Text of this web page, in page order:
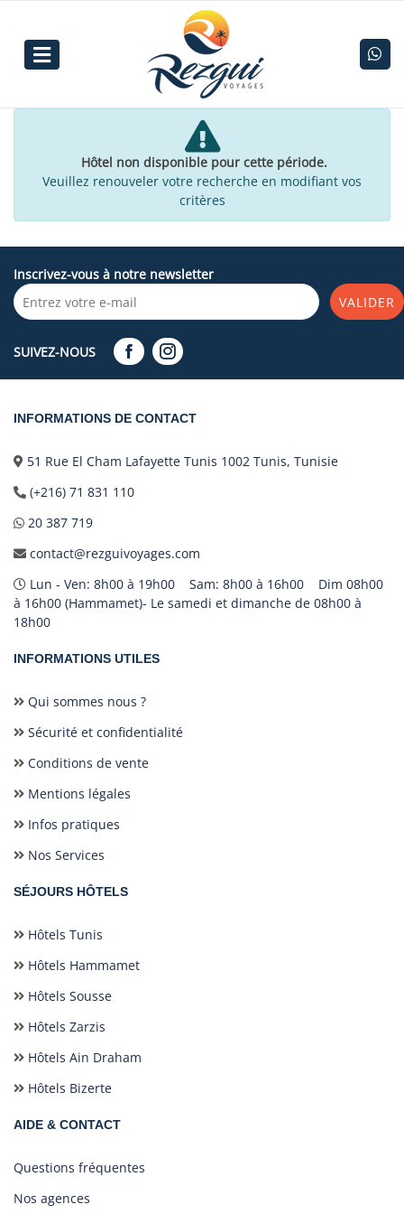
Hôtel non disponible pour cette période.
Veuillez renouveler votre recherche en modifiant vos
critères
Inscrivez-vous à notre newsletter
VALIDER
SUIVEZ-NOUS
INFORMATIONS DE CONTACT
51 Rue El Cham Lafayette Tunis 1002 Tunis, Tunisie
(+216) 71 831 110
20 387 719
contact@rezguivoyages.com
Lun - Ven: 8h00 à 19h00 Sam: 8h00 à 16h00 Dim 08h00
à 16h00 (Hammamet)- Le samedi et dimanche de 08h00 à
18h00
INFORMATIONS UTILES
Qui sommes nous ?
Sécurité et confidentialité
Conditions de vente
Mentions légales
Infos pratiques
Nos Services
SÉJOURS HÔTELS
Hôtels Tunis
Hôtels Hammamet
Hôtels Sousse
Hôtels Zarzis
Hôtels Ain Draham
Hôtels Bizerte
AIDE & CONTACT
Questions fréquentes
Nos agences